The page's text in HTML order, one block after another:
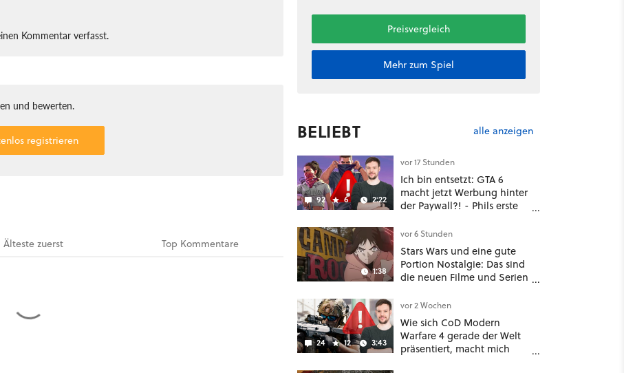
Kommentar verfasst.
und bewerten.
registrieren
Ältestezuerst Top Kommentare
Preisvergleich
Mehr zum Spiel
BELIEBT alle anzeigen
92 6 2:22
vor 17 Stunden
Ich bin entsetzt: GTA 6
macht jetzt Werbung hinter
der Paywall?! - Phils erste
Deal
1:38
vor 6 Stunden
Stars Wars und eine gute
Portion Nostalgie: Das sind
die neuen Filme und Serien
24 12 3:43
vor 2 Wochen
Wie sich CoD Modern
Warfare 4 gerade der Welt
präsentiert, macht mich